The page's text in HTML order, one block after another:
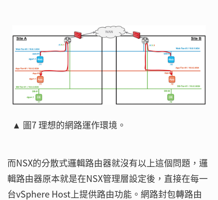
▲ 圖7 理想的網路運作環境。
而NSX的分散式邏輯路由器就沒有以上這個問題，邏
輯路由器原本就是在NSX管理層設定後，直接在每一
台vSphere Host上提供路由功能。網路封包轉路由